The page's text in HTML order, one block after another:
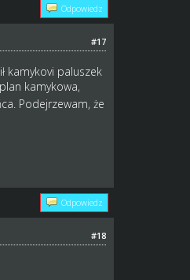
Odpowiedz
#17
kamykovi paluszek
kamykowa,
Podejrzewam, że
Odpowiedz
#18